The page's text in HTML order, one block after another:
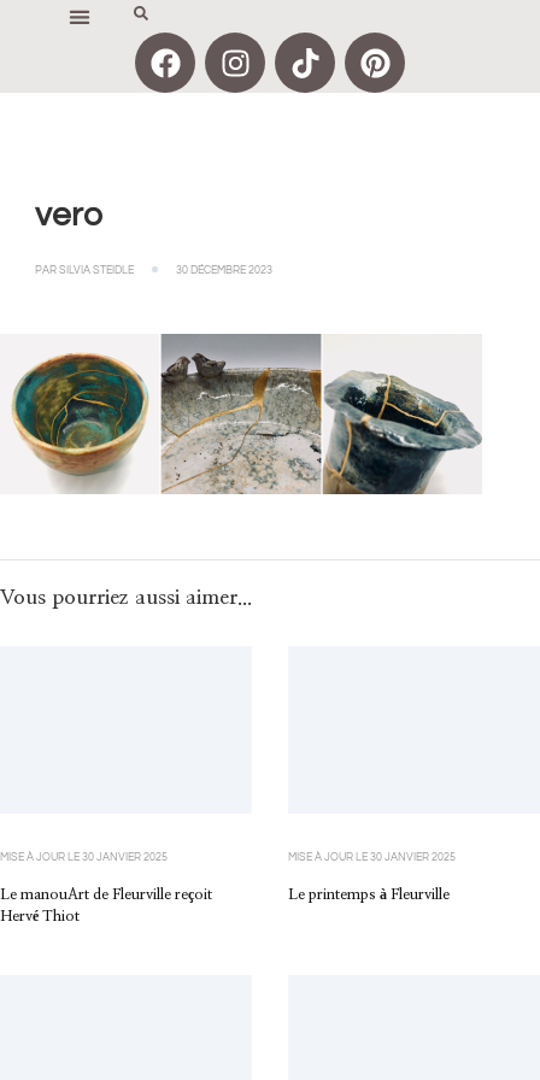
vero
PAR SILVIA STEIDLE 30 DÉCEMBRE 2023
Vous pourriez aussi aimer...
MISE À JOUR LE 30 JANVIER 2025
Le manouArt de Fleurville reçoit
Hervé Thiot
MISE À JOUR LE 30 JANVIER 2025
Le printemps à Fleurville